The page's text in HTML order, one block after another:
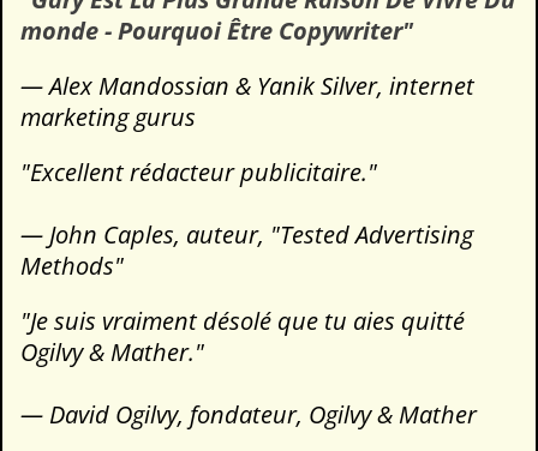
monde - Pourquoi Être Copywriter"
— Alex Mandossian & Yanik Silver, internet
marketing gurus
"Excellent rédacteur publicitaire."
— John Caples, auteur, "Tested Advertising
Methods"
"Je suis vraiment désolé que tu aies quitté
Ogilvy & Mather."
— David Ogilvy, fondateur, Ogilvy & Mather